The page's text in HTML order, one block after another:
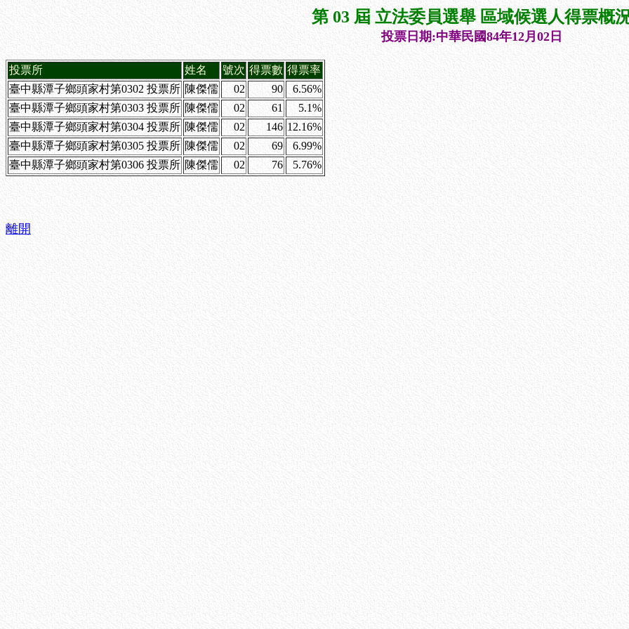
第 03 屆 立法委員選舉 區域候選人得票概
投票日期:中華民國84年12月02日
投票所 姓名 號次 得票數 得票率
臺中縣潭子鄉頭家村第0302 投票所 陳傑儒 02 90
6.56%
臺中縣潭子鄉頭家村第0303 投票所 陳傑儒 02 61
5.1%
臺中縣潭子鄉頭家村第0304 投票所 陳傑儒 02 146 12.16%
臺中縣潭子鄉頭家村第0305 投票所 陳傑儒 02 69
6.99%
臺中縣潭子鄉頭家村第0306 投票所 陳傑儒 02 76 5.76%
離開